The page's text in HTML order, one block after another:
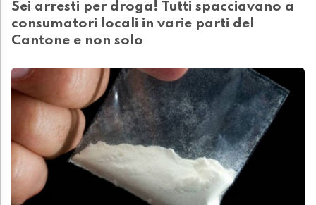
Sei arresti per droga! Tutti spacciavano a
consumatori locali in varie parti del
Cantone e non solo